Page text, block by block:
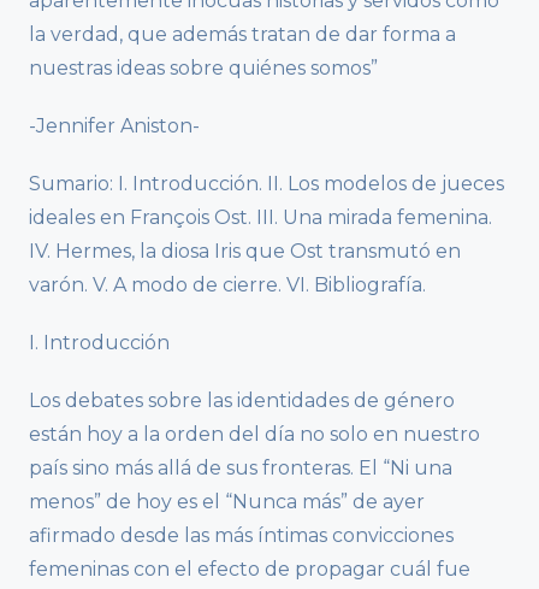
la verdad, que además tratan de dar forma a
nuestras ideas sobre quiénes somos”
-Jennifer Aniston-
Sumario: I. Introducción. II. Los modelos de jueces
ideales en François Ost. III. Una mirada femenina.
IV. Hermes, la diosa Iris que Ost transmutó en
varón. V. A modo de cierre. VI. Bibliografía.
I. Introducción
Los debates sobre las identidades de género
están hoy a la orden del día no solo en nuestro
país sino más allá de sus fronteras. El “Ni una
menos” de hoy es el “Nunca más” de ayer
afirmado desde las más íntimas convicciones
femeninas con el efecto de propagar cuál fue